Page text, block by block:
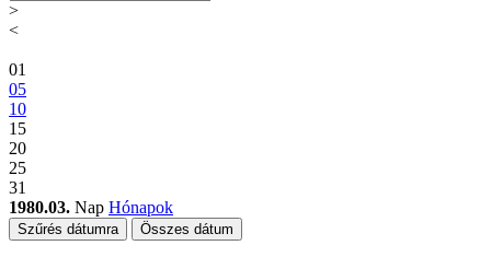
>
<
01
05
10
15
20
25
31
1980.03. Nap Hónapok
Szűrés dátumra Összes dátum